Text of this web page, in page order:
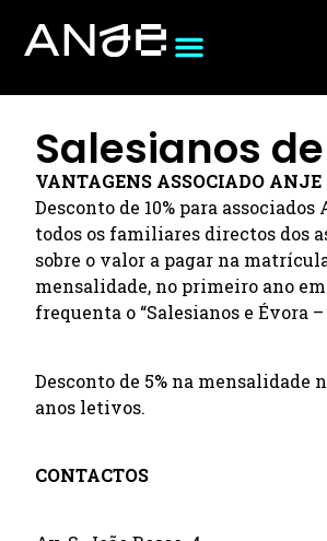
Salesianos
VANTAGENS ASSOCIADO ANJE
Desconto de 10% para associados
todos os familiares directos dos
sobre o valor a pagar na
mensalidade, no primeiro ano
frequenta o “Salesianos e Évora –
Desconto de 5% na mensalidade
anos letivos.
CONTACTOS